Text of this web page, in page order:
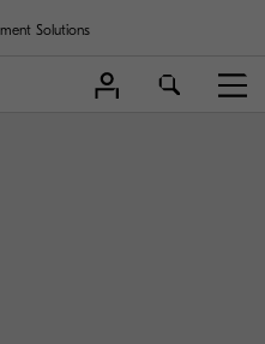
Solutions